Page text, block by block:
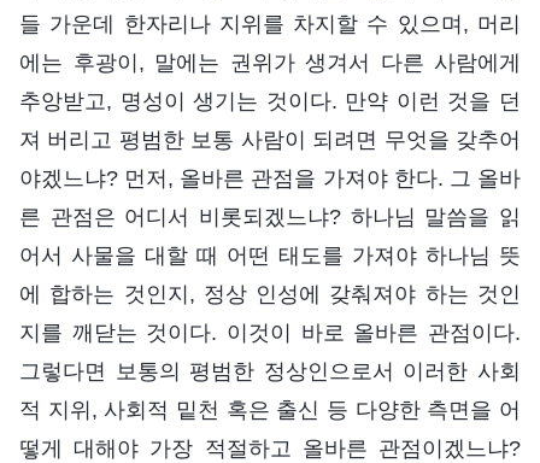
들 가운데 한자리나 지위를 차지할 수 있으며, 머리
에는 후광이, 말에는 권위가 생겨서 다른 사람에게
추앙받고, 명성이 생기는 것이다. 만약 이런 것을 던
져 버리고 평범한 보통 사람이 되려면 무엇을 갖추어
야겠느냐? 먼저, 올바른 관점을 가져야 한다. 그 올바
른 관점은 어디서 비롯되겠느냐? 하나님 말씀을 읽
어서 사물을 대할 때 어떤 태도를 가져야 하나님 뜻
에 합하는 것인지, 정상 인성에 갖춰져야 하는 것인
지를 깨닫는 것이다. 이것이 바로 올바른 관점이다.
그렇다면 보통의 평범한 정상인으로서 이러한 사회
적 지위, 사회적 밑천 혹은 출신 등 다양한 측면을 어
떻게 대해야 가장 적절하고 올바른 관점이겠느냐?